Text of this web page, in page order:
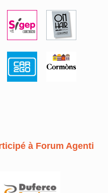
à Forum Agenti